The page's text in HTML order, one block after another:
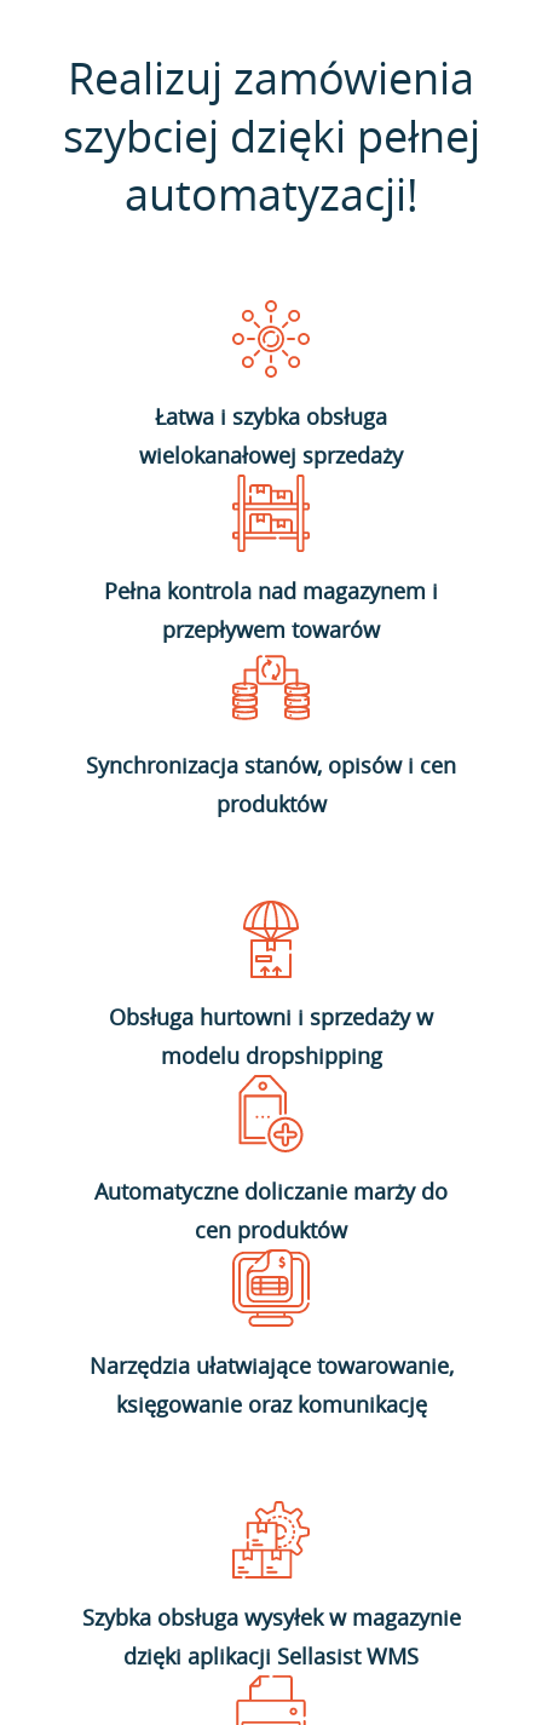
Realizuj zamówienia
szybciej dzięki pełnej
automatyzacji!
Łatwa i szybka obsługa
wielokanałowej sprzedaży
Pełna kontrola nad magazynem i
przepływem towarów
Synchronizacja stanów, opisów i cen
produktów
Obsługa hurtowni i sprzedaży w
modelu dropshipping
Automatyczne doliczanie marży do
cen produktów
Narzędzia ułatwiające towarowanie,
księgowanie oraz komunikację
Szybka obsługa wysyłek w magazynie
dzięki aplikacji Sellasist WMS